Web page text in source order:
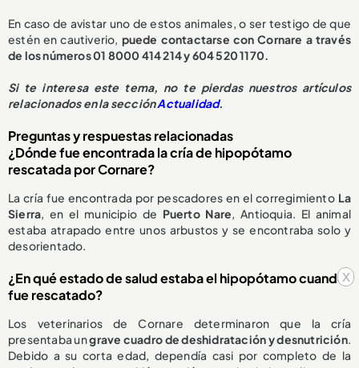
x
En caso de avistar uno de estos animales, o ser testigo de que
estén en cautiverio, puede contactarse con Cornare a través
de los números 01 8000 414 214 y 604 520 1170.
Si te interesa este tema, no te pierdas nuestros artículos
relacionados en la secciónActualidad.
Preguntas y respuestas relacionadas
¿Dónde fue encontrada la cría de hipopótamo
rescatada por Cornare?
La cría fue encontrada por pescadores en el corregimiento La
Sierra, en el municipio de Puerto Nare, Antioquia. El animal
estaba atrapado entre unos arbustos y se encontraba solo y
desorientado.
¿En qué estado de salud estaba el hipopótamo cuando
fue rescatado?
Los veterinarios de Cornare determinaron que la cría
presentaba ungrave cuadro de deshidratación y desnutrición.
Debido a su corta edad, dependía casi por completo de la